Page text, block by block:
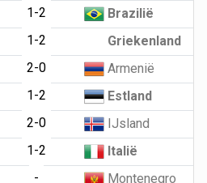
1-2
Brazilië
1-2
Griekenland
2-0
Armenië
1-2
Estland
2-0
IJsland
1-2
Italië
- Montenegro